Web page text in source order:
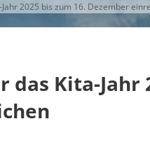
2025 bis zum 16. Dezember
Kita-Jahr